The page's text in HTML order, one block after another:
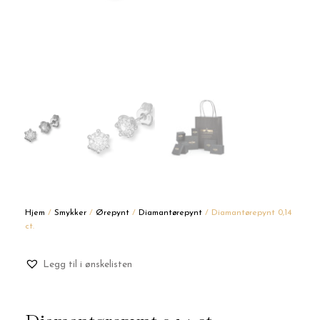
Hjem / Smykker / Ørepynt / Diamantørepynt / Diamantørepynt 0,14
ct.
Legg til i ønskelisten